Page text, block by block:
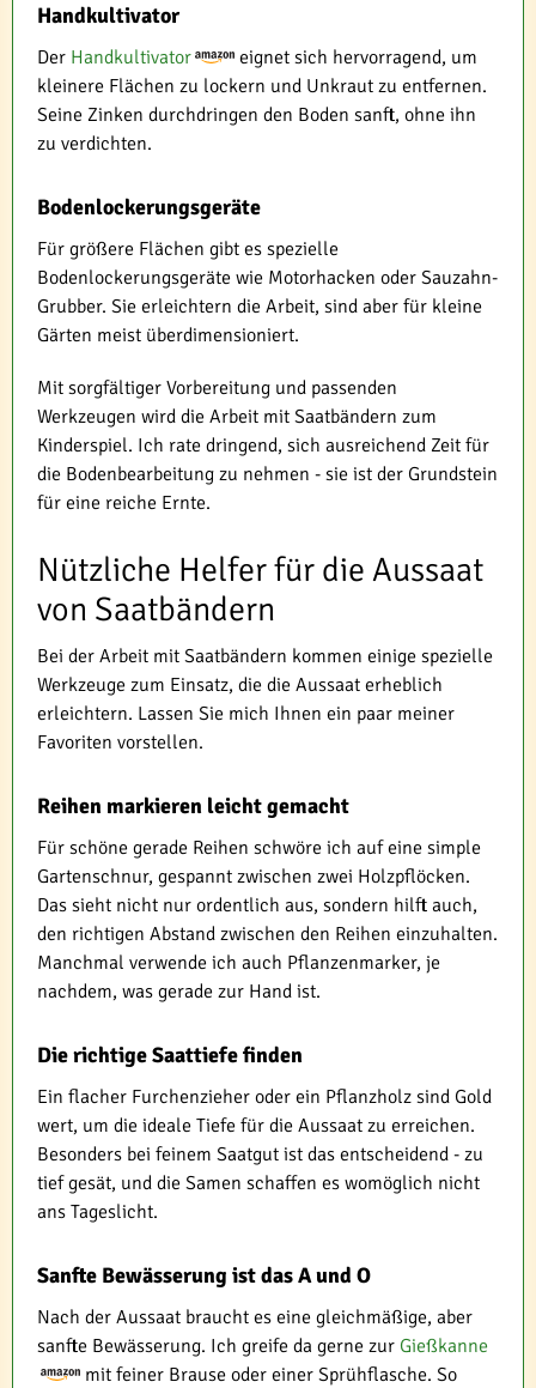
Handkultivator
Der Handkultivator
eignet sich hervorragend, um
kleinere Flächen zu lockern und Unkraut zu entfernen.
Seine Zinken durchdringen den Boden sanft, ohne ihn
zu verdichten.
Bodenlockerungsgeräte
Für größere Flächen gibt es spezielle
Bodenlockerungsgeräte wie Motorhacken oder Sauzahn-
Grubber. Sie erleichtern die Arbeit, sind aber für kleine
Gärten meist überdimensioniert.
Mit sorgfältiger Vorbereitung und passenden
Werkzeugen wird die Arbeit mit Saatbändern zum
Kinderspiel. Ich rate dringend, sich ausreichend Zeit für
die Bodenbearbeitung zu nehmen - sie ist der Grundstein
für eine reiche Ernte.
Nützliche Helfer für die Aussaat
von Saatbändern
Bei der Arbeit mit Saatbändern kommen einige spezielle
Werkzeuge zum Einsatz, die die Aussaat erheblich
erleichtern. Lassen Sie mich Ihnen ein paar meiner
Favoriten vorstellen.
Reihen markieren leicht gemacht
Für schöne gerade Reihen schwöre ich auf eine simple
Gartenschnur, gespannt zwischen zwei Holzpflöcken.
Das sieht nicht nur ordentlich aus, sondern hilft auch,
den richtigen Abstand zwischen den Reihen einzuhalten.
Manchmal verwende ich auch Pflanzenmarker, je
nachdem, was gerade zur Hand ist.
Die richtige Saattiefe finden
Ein flacher Furchenzieher oder ein Pflanzholz sind Gold
wert, um die ideale Tiefe für die Aussaat zu erreichen.
Besonders bei feinem Saatgut ist das entscheidend - zu
tief gesät, und die Samen schaffen es womöglich nicht
ans Tageslicht.
Sanfte Bewässerung ist das A und O
Nach der Aussaat braucht es eine gleichmäßige, aber
sanfte Bewässerung. Ich greife da gerne zur Gießkanne
mit feiner Brause oder einer Sprühflasche. So